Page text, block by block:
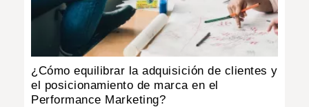
¿Cómo equilibrar la adquisición de clientes y
el posicionamiento de marca en el
Performance Marketing?